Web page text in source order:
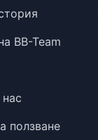
BB-Team
ползване